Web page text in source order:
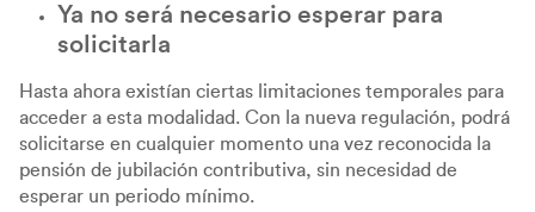
Ya no será necesario esperar para
solicitarla
Hasta ahora existían ciertas limitaciones temporales para
acceder a esta modalidad. Con la nueva regulación, podrá
solicitarse en cualquier momento una vez reconocida la
pensión de jubilación contributiva, sin necesidad de
esperar un periodo mínimo.